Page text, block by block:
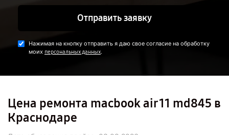
Отправить заявку
Нажимая на кнопку отправить я даю свое согласие на обработку
моих персональных данных.
Цена ремонта macbook air 11 md845 в
Краснодаре